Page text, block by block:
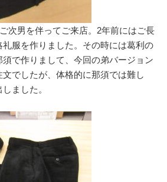
次男を伴ってご来店。2年前にはご長
服を作りました。その時には葛利の
で作りまして、今回の弟バージョン
でしたが、体格的に那須では難し
ました。